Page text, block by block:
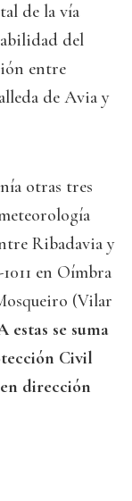
de la vía
del
entre
de Avia y
otras tres
Ribadavia y
en Oímbra
(Vilar
estas se suma
Civil
dirección